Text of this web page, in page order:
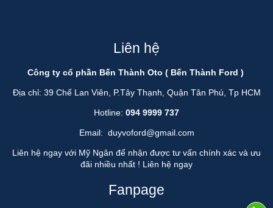
Liên hệ
Công ty cổ phần Bến Thành Oto ( Bến Thành Ford )
Địa chỉ: 39 Chế Lan Viên, P.Tây Thạnh, Quận Tân Phú, Tp HCM
Hotline: 094 9999 737
Email: duyvoford@gmail.com
Liên hệ ngay với Mỹ Ngân để nhận được tư vấn chính xác và ưu
đãi nhiều nhất ! Liên hệ ngay
Fanpage